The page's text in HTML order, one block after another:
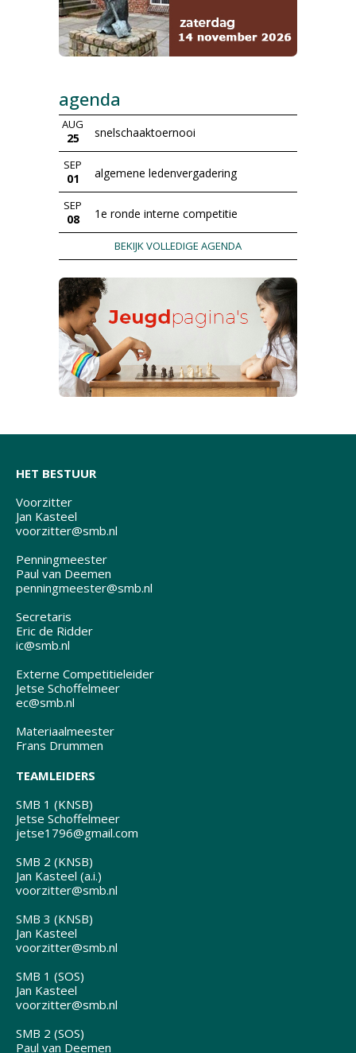
agenda
AUG
25 snelschaaktoernooi
SEP
01 algemene ledenvergadering
SEP
08 1e ronde interne competitie
BEKIJK VOLLEDIGE AGENDA
HET BESTUUR
Voorzitter
Jan Kasteel
voorzitter@smb.nl
Penningmeester
Paul van Deemen
penningmeester@smb.nl
Secretaris
Eric de Ridder
ic@smb.nl
Externe Competitieleider
Jetse Schoffelmeer
ec@smb.nl
Materiaalmeester
Frans Drummen
TEAMLEIDERS
SMB 1 (KNSB)
Jetse Schoffelmeer
jetse1796@gmail.com
SMB 2 (KNSB)
Jan Kasteel (a.i.)
voorzitter@smb.nl
SMB 3 (KNSB)
Jan Kasteel
voorzitter@smb.nl
SMB 1 (SOS)
Jan Kasteel
voorzitter@smb.nl
SMB 2 (SOS)
Paul van Deemen